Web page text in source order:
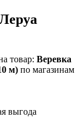
товар: Веревка
м) по магазинам
выгода